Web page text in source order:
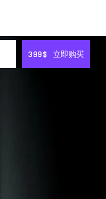
399$ 立即购买
399$ 立即购买